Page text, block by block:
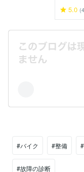
5.0
#バイク #整備
#故障の診断